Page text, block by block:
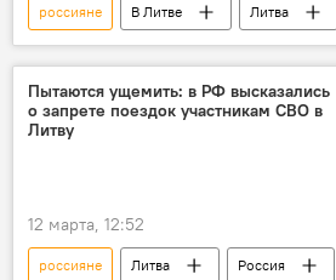
россияне В Литве Литва
Сейм Литвы
Политика
недвижимость
Пытаются ущемить: в РФ высказались
о запрете поездок участникам СВО в
Литву
12 марта, 12:52
россияне Литва
Россия